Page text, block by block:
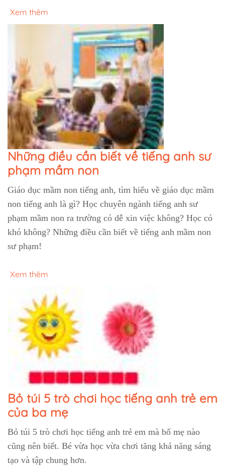
Xem thêm
Những điều cần biết về tiếng anh sư
phạm mầm non
Giáo dục mầm non tiếng anh, tìm hiểu về giáo dục mầm
non tiếng anh là gì? Học chuyên ngành tiếng anh sư
phạm mầm non ra trường có dễ xin việc không? Học có
khó không? Những điều cần biết về tiếng anh mầm non
sư phạm!
Xem thêm
Bỏ túi 5 trò chơi học tiếng anh trẻ em
của ba mẹ
Bỏ túi 5 trò chơi học tiếng anh trẻ em mà bố mẹ nào
cũng nên biết. Bé vừa học vừa chơi tăng khả năng sáng
tạo và tập chung hơn.